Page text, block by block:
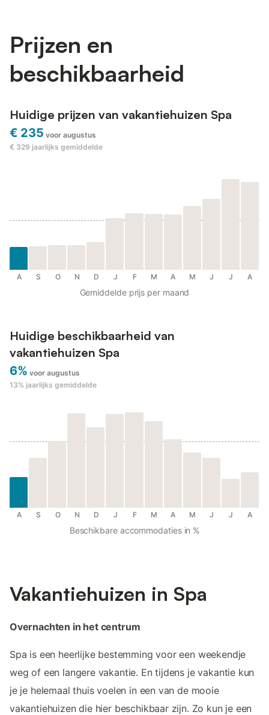
Prijzen en
beschikbaarheid
Huidige prijzen van vakantiehuizen Spa
€ 235 voor augustus
€ 329 jaarlijks gemiddelde
A S O N D J F M A M J J A
Gemiddelde prijs per maand
Huidige beschikbaarheid van
vakantiehuizen Spa
6% voor augustus
13% jaarlijks gemiddelde
A S O N D J F M A M J J A
Beschikbare accommodaties in %
Vakantiehuizen in Spa
Overnachten in het centrum
Spa is een heerlijke bestemming voor een weekendje
weg of een langere vakantie. En tijdens je vakantie kun
je je helemaal thuis voelen in een van de mooie
vakantiehuizen die hier beschikbaar zijn. Zo kun je een